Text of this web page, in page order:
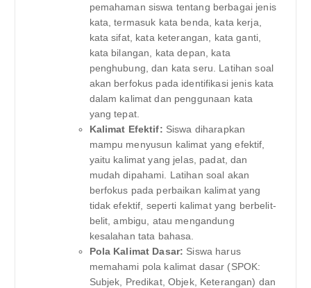
pemahaman siswa tentang berbagai jenis
kata, termasuk kata benda, kata kerja,
kata sifat, kata keterangan, kata ganti,
kata bilangan, kata depan, kata
penghubung, dan kata seru. Latihan soal
akan berfokus pada identifikasi jenis kata
dalam kalimat dan penggunaan kata
yang tepat.
Kalimat Efektif: Siswa diharapkan
mampu menyusun kalimat yang efektif,
yaitu kalimat yang jelas, padat, dan
mudah dipahami. Latihan soal akan
berfokus pada perbaikan kalimat yang
tidak efektif, seperti kalimat yang berbelit-
belit, ambigu, atau mengandung
kesalahan tata bahasa.
Pola Kalimat Dasar: Siswa harus
memahami pola kalimat dasar (SPOK:
Subjek, Predikat, Objek, Keterangan) dan